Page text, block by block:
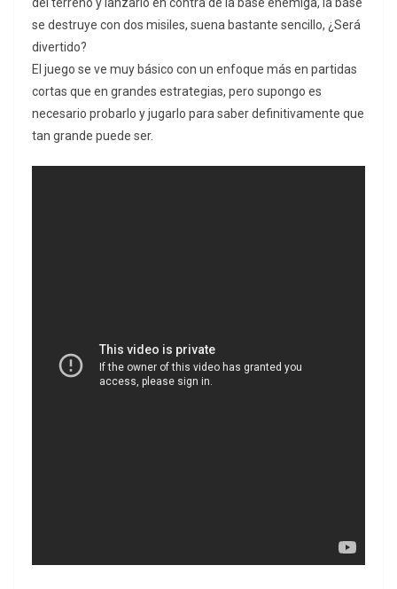
se destruye con dos misiles, suena bastante sencillo, ¿Será
divertido?
El juego se ve muy básico con un enfoque más en partidas
cortas que en grandes estrategias, pero supongo es
necesario probarlo y jugarlo para saber definitivamente que
tan grande puede ser.